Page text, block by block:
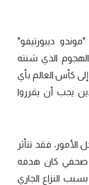
ديبورتيفو"
الذي شنته
كأس العالم بأي
يجب أن يقرروا
فقد تتأثر
صحفي كان هدفه
النزاع الجاري